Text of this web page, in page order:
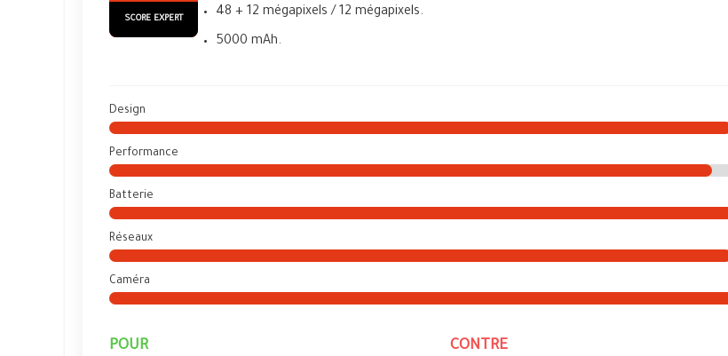
SCORE EXPERT 48 + 12 mégapixels / 12 mégapixels.
5000 mAh.
Design
Performance
Batterie
Réseaux
Caméra
POUR CONTRE